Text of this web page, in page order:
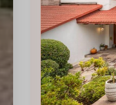
Casting
SHEIN
Casting
Sabritas